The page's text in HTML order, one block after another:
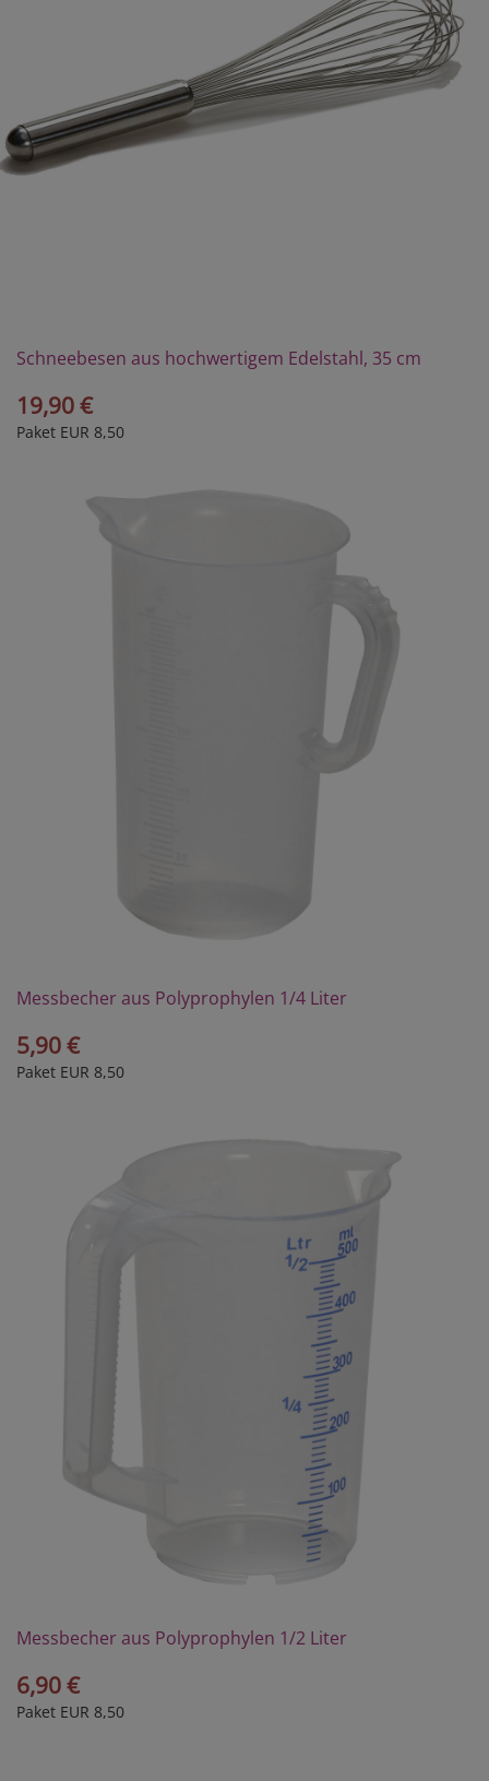
Schneebesen aus hochwertigem Edelstahl, 35 cm
19,90 €
Paket EUR 8,50
Messbecher aus Polyprophylen 1/4 Liter
5,90 €
Paket EUR 8,50
Messbecher aus Polyprophylen 1/2 Liter
6,90 €
Paket EUR 8,50